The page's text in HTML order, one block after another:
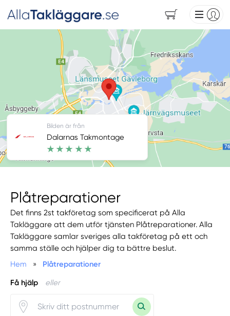
Plåtreparationer
Det finns 2st takföretag som specificerat på Alla
Takläggare att dem utför tjänsten Plåtreparationer. Alla
Takläggare samlar sveriges alla takföretag på ett och
samma ställe och hjälper dig ta bättre beslut.
Hem
» Plåtreparationer
Få hjälp eller
Bilden är från
Dalarnas Takmontage